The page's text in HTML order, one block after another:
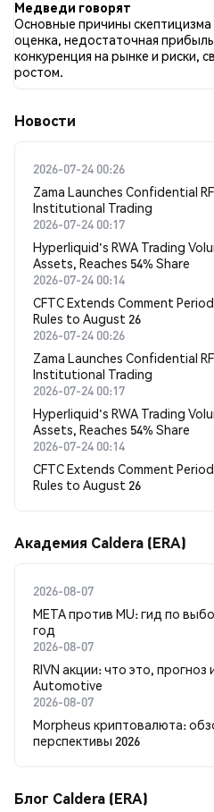
Медведи говорят
Основные причины скептицизма
оценка, недостаточная
конкуренция на рынке и риски,
ростом.
Новости
2026-07-24 00:26
Zama Launches Confidential
Institutional Trading
2026-07-24 00:17
Hyperliquid's RWA Trading
Assets, Reaches 54% Share
2026-07-24 00:14
CFTC Extends Comment
Rules to August 26
2026-07-24 00:26
Zama Launches Confidential
Institutional Trading
2026-07-24 00:17
Hyperliquid's RWA Trading
Assets, Reaches 54% Share
2026-07-24 00:14
CFTC Extends Comment
Rules to August 26
Академия Caldera (ERA)
2026-08-07
META против MU: гид по
год
2026-08-07
RIVN акции: что это, прогноз
Automotive
2026-08-07
Morpheus криптовалюта:
перспективы 2026
Блог Caldera (ERA)